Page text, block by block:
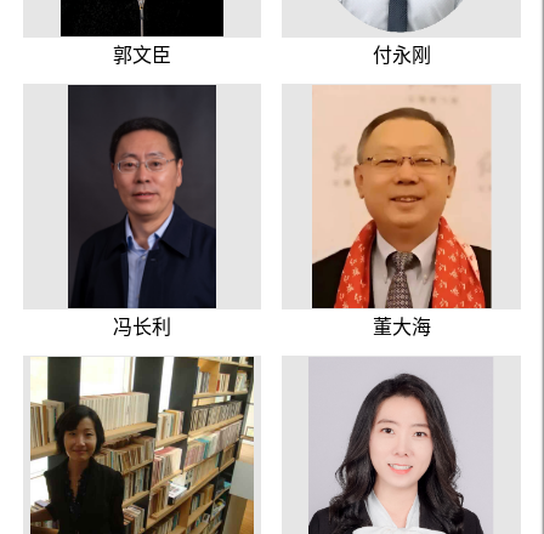
郭文臣 付永刚
冯长利 董大海